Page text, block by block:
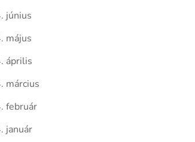
június
május
április
március
február
január